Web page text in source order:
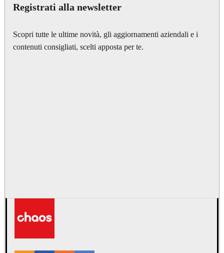
Registrati alla newsletter
Scopri tutte le ultime novità, gli aggiornamenti aziendali e i
contenuti consigliati, scelti apposta per te.